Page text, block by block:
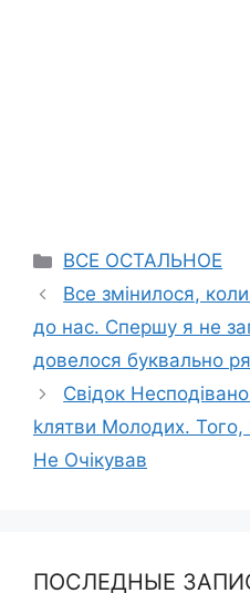
Categories
ВСЕ ОСТАЛЬНОЕ
Все змінилося,
до нас. Спершу я не
довелося буквально
Свідок
kлятви Молодих.
Не Очікував
ПОСЛЕДНЫЕ